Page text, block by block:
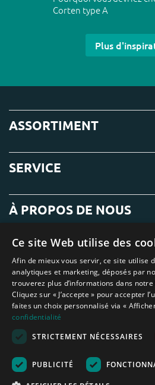
Corten type A
Plus
ASSORTIMENT
SERVICE
À PROPOS DE NOUS
Amagard.com (Kranendonk B.V.) Aucun
Nederland|Deutschland België|
Kingdom
Ce site Web utilise des
Afin de mieux vous servir, ce site utilise
analytiques et marketing, déposés par
trouverez plus d’informations dans
Cliquez sur « J’accepte » pour accepter
faites un choix personnalisé via «
confidentialité
STRICTEMENT NÉCESSAIRES
PUBLICITÉ